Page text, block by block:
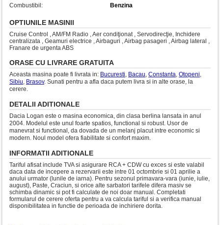
Combustibil:
Benzina
OPTIUNILE MASINII
Cruise Control , AM/FM Radio , Aer condiţionat , Servodirecţie, Inchidere
centralizata , Geamuri electrice , Airbaguri , Airbag pasageri , Airbag lateral ,
Franare de urgenta ABS
ORASE CU LIVRARE GRATUITA
Aceasta masina poate fi livrata in: Bucuresti, Bacau, Constanta, Otopeni,
Sibiu, Brasov. Sunati pentru a afla daca putem livra si in alte orase, la
cerere.
DETALII ADITIONALE
Dacia Logan este o masina economica, din clasa berlina lansata in anul
2004. Modelul este unul foarte spatios, functional si robust. Usor de
manevrat si functional, da dovada de un melanj placut intre economic si
modern. Noul model ofera fiabilitate si confort maxim.
INFORMATII ADITIONALE
Tariful afisat include TVA si asigurare RCA + CDW cu exces si este valabil
daca data de incepere a rezervarii este intre 01 octombrie si 01 aprilie a
anului urmator (lunile de iarna). Pentru sezonul primavara-vara (iunie, iulie,
august), Paste, Craciun, si orice alte sarbatori tarifele difera masiv se
schimba dinamic si pot fi calculate de noi doar manual. Completati
formularul de cerere oferta pentru a va calcula tariful si a verifica manual
disponibilitatea in functie de perioada de inchiriere dorita.